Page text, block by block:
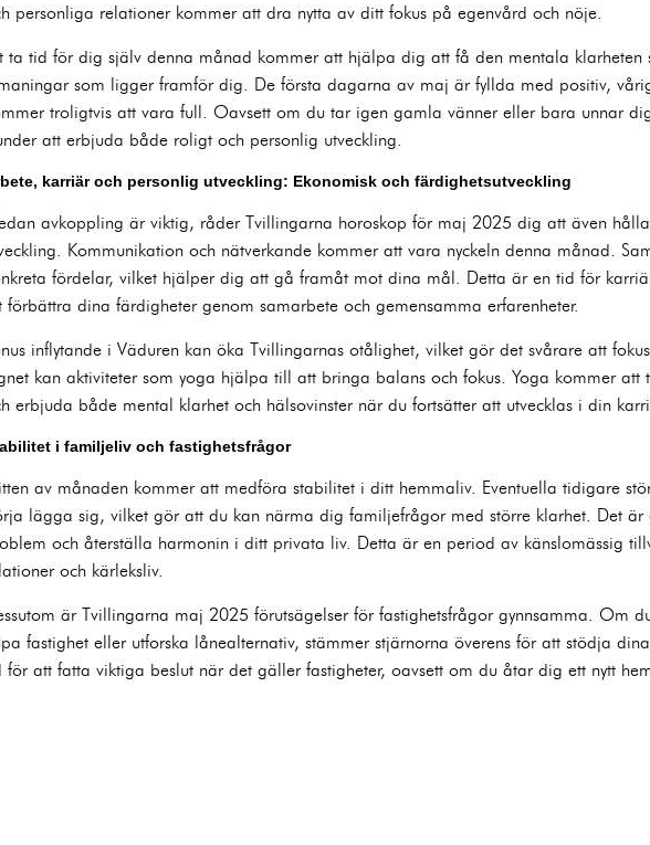
personliga relationer kommer att dra nytta av ditt fokus på egenvård och nöje.
ta tid för dig själv denna månad kommer att hjälpa dig att få den mentala klarheten
som ligger framför dig. De första dagarna av maj är fyllda med positiv,
troligtvis att vara full. Oavsett om du tar igen gamla vänner eller bara unnar
att erbjuda både roligt och personlig utveckling.
karriär och personlig utveckling: Ekonomisk och färdighetsutveckling
avkoppling är viktig, råder Tvillingarna horoskop för maj 2025 dig att även
Kommunikation och nätverkande kommer att vara nyckeln denna månad.
fördelar, vilket hjälper dig att gå framåt mot dina mål. Detta är en tid för
förbättra dina färdigheter genom samarbete och gemensamma erfarenheter.
inflytande i Väduren kan öka Tvillingarnas otålighet, vilket gör det svårare att
kan aktiviteter som yoga hjälpa till att bringa balans och fokus. Yoga kommer
erbjuda både mental klarhet och hälsovinster när du fortsätter att utvecklas i din
i familjeliv och fastighetsfrågor
av månaden kommer att medföra stabilitet i ditt hemmaliv. Eventuella tidigare
lägga sig, vilket gör att du kan närma dig familjefrågor med större klarhet. Det är
och återställa harmonin i ditt privata liv. Detta är en period av känslomässig
och kärleksliv.
är Tvillingarna maj 2025 förutsägelser för fastighetsfrågor gynnsamma. Om
fastighet eller utforska lånealternativ, stämmer stjärnorna överens för att stödja
för att fatta viktiga beslut när det gäller fastigheter, oavsett om du åtar dig ett nytt